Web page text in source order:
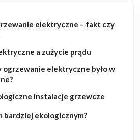
elektryczne – fakt czy
a zużycie prądu
ogrzewanie elektryczne było w
instalacje grzewcze
bardziej ekologicznym?